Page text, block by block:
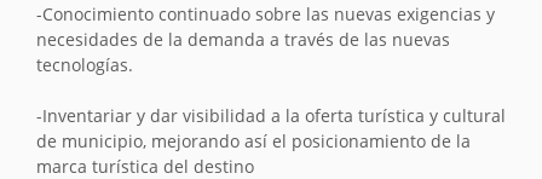
-Conocimiento continuado sobre las nuevas exigencias y
necesidades de la demanda a través de las nuevas
tecnologías.
-Inventariar y dar visibilidad a la oferta turística y cultural
de municipio, mejorando así el posicionamiento de la
marca turística del destino